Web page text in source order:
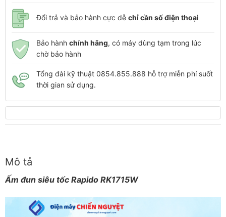
Đổi trả và bảo hành cực dễ chỉ cần số điện thoại
Bảo hành chính hãng, có máy dùng tạm trong lúc
chờ bảo hành
Tổng đài kỹ thuật 0854.855.888 hỗ trợ miễn phí suốt
thời gian sử dụng.
Mô tả
Ấm đun siêu tốc Rapido RK1715W